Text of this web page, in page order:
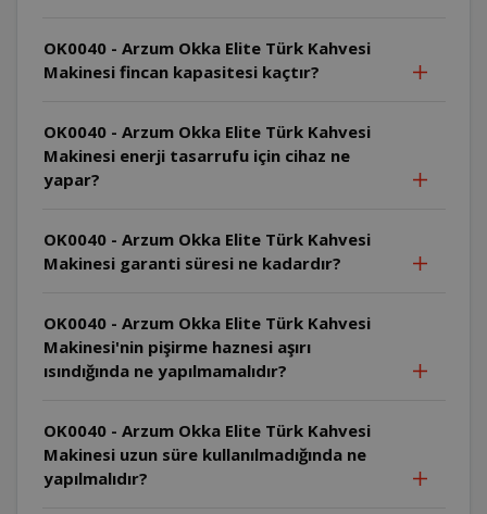
OK0040 - Arzum Okka Elite Türk Kahvesi
Makinesi fincan kapasitesi kaçtır?
OK0040 - Arzum Okka Elite Türk Kahvesi
Makinesi enerji tasarrufu için cihaz ne
yapar?
OK0040 - Arzum Okka Elite Türk Kahvesi
Makinesi garanti süresi ne kadardır?
OK0040 - Arzum Okka Elite Türk Kahvesi
Makinesi'nin pişirme haznesi aşırı
ısındığında ne yapılmamalıdır?
OK0040 - Arzum Okka Elite Türk Kahvesi
Makinesi uzun süre kullanılmadığında ne
yapılmalıdır?